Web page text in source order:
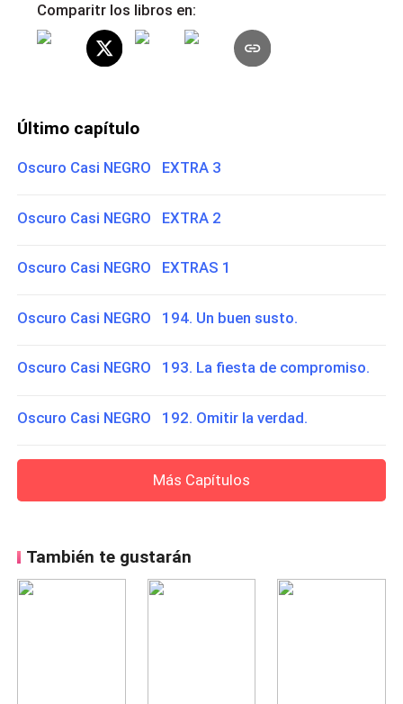
Comparitr los libros en:
Último capítulo
Oscuro Casi NEGRO EXTRA 3
Oscuro Casi NEGRO EXTRA 2
Oscuro Casi NEGRO EXTRAS 1
Oscuro Casi NEGRO 194. Un buen susto.
Oscuro Casi NEGRO 193. La fiesta de compromiso.
Oscuro Casi NEGRO 192. Omitir la verdad.
Más Capítulos
También te gustarán